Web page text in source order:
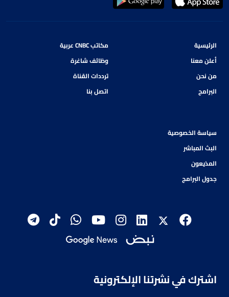
الرئيسية
أعلن معنا
من نحن
البرامج
مكاتب CNBC عربية
وظائف شاغرة
ترددات القناة
اتصل بنا
سياسة الخصوصية
البث المباشر
المذيعون
جدول البرامج
اشترك في نشرتنا الإلكترونية